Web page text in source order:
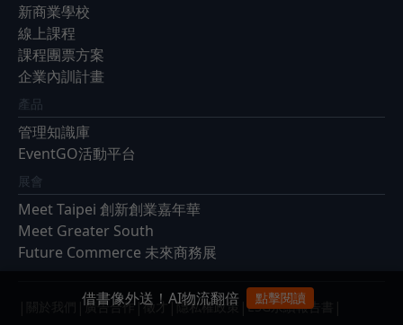
新商業學校
線上課程
課程團票方案
企業內訓計畫
產品
管理知識庫
EventGO活動平台
展會
Meet Taipei 創新創業嘉年華
Meet Greater South
Future Commerce 未來商務展
|廣告合作|徵才 |隱私權政策 |ESG永續報告書
借書像外送！AI物流翻倍 點擊閱讀